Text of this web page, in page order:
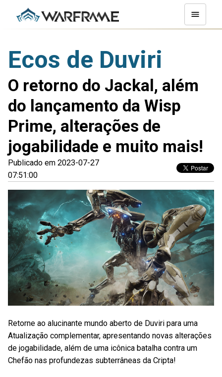
Ecos de Duviri
O retorno do Jackal, além
do lançamento da Wisp
Prime, alterações de
jogabilidade e muito mais!
Publicado em 2023-07-27
07:51:00
Retorne ao alucinante mundo aberto de Duviri para uma
Atualização complementar, apresentando novas alterações
de jogabilidade, além de uma icônica batalha contra um
Chefão nas profundezas subterrâneas da Cripta!